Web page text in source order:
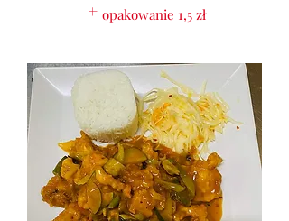
opakowanie 1,5 zł